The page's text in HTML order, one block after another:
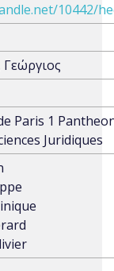
10442/
Paris 1
Juridiques